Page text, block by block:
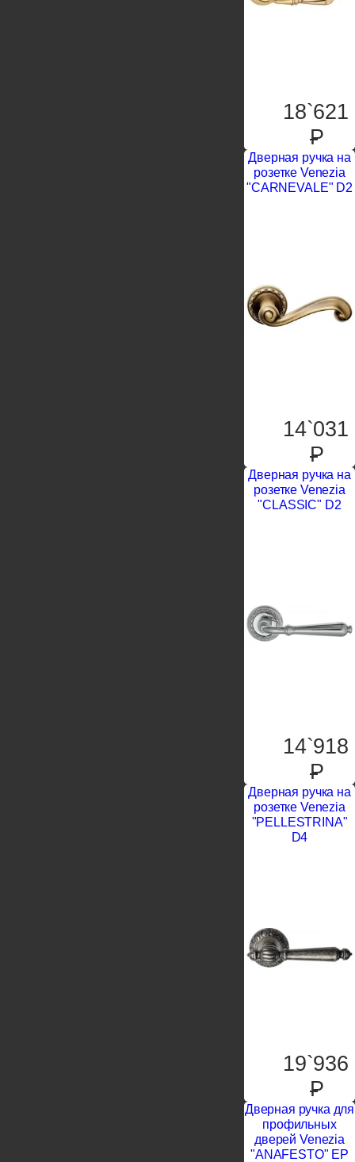
18`621
P
Дверная ручка на
розетке Venezia
"CARNEVALE" D2
14`031
P
Дверная ручка на
розетке Venezia
"CLASSIC" D2
14`918
P
Дверная ручка на
розетке Venezia
"PELLESTRINA"
D4
19`936
P
Дверная ручка для
профильных
дверей Venezia
"ANAFESTO" EP